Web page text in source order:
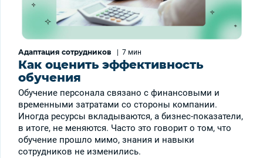
Адаптация сотрудников 7 мин
Как оценить эффективность
обучения
Обучение персонала связано с финансовыми и
временными затратами со стороны компании.
Иногда ресурсы вкладываются, а бизнес-показатели,
в итоге, не меняются. Часто это говорит о том, что
обучение прошло мимо, знания и навыки
сотрудников не изменились.